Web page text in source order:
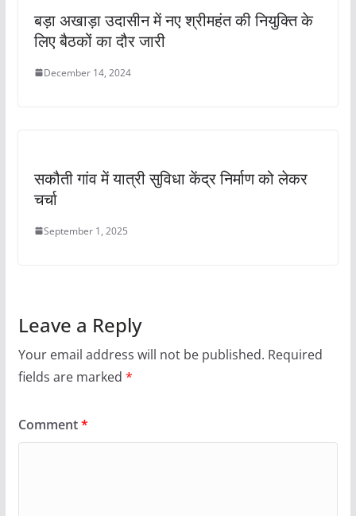
बड़ा अखाड़ा उदासीन में नए श्रीमहंत की नियुक्ति के
लिए बैठकों का दौर जारी
December 14, 2024
सकौती गांव में यात्री सुविधा केंद्र निर्माण को लेकर
चर्चा
September 1, 2025
Leave a Reply
Your email address will not be published. Required
fields are marked *
Comment*